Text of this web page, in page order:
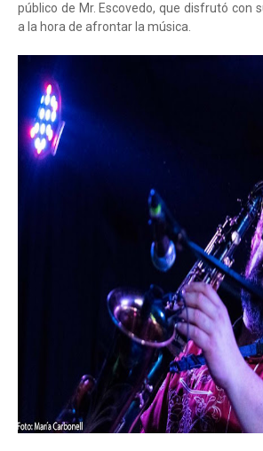
público de Mr. Escovedo, que disfrutó con
a la hora de afrontar la música.